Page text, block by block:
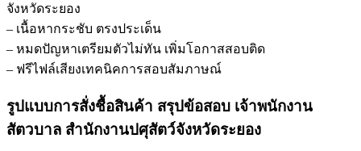
จังหวัดระยอง
– เนื้อหากระชับ ตรงประเด็น
– หมดปัญหาเตรียมตัวไม่ทัน เพิ่มโอกาสสอบติด
– ฟรีไฟล์เสียงเทคนิคการสอบสัมภาษณ์
รูปแบบการสั่งชื้อสินค้า สรุปข้อสอบ เจ้าพนักงาน
สัตวบาล สำนักงานปศุสัตว์จังหวัดระยอง